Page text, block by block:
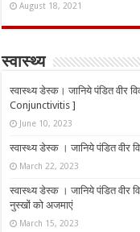
August 18, 2021
स्वास्थ्य
स्वास्थ्य डेस्क। जानिये पंडित
Conjunctivitis ]
June 10, 2023
स्वास्थ्य डेस्क । जानिये पंडित वीर
March 22, 2023
स्वास्थ्य डेस्क । जानिये पंडित वीर
नुस्‍खों को अजमाएं
March 15, 2023